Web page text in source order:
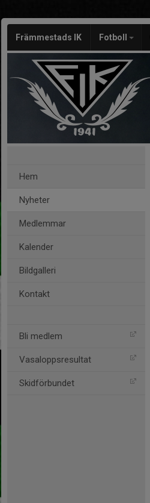
Främmestads IK Fotboll
Hem
Nyheter
Medlemmar
Kalender
Bildgalleri
Kontakt
Bli medlem
Vasaloppsresultat
Skidförbundet